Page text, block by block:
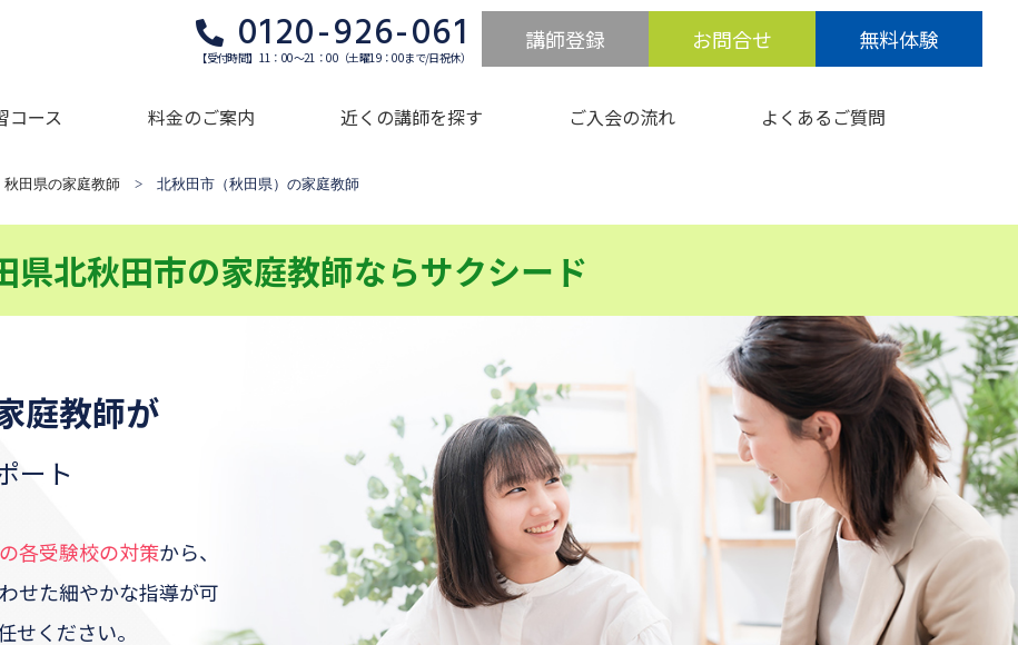
0120-926-061
【受付時間】11：00～21：00（土曜19：00まで/日祝休）
講師登録 お問合せ 無料体験
コース 料金のご案内 近くの講師を探す ご入会の流れ よくあるご質問
秋田県の家庭教師 > 北秋田市（秋田県）の家庭教師
県北秋田市の家庭教師ならサクシード
庭教師が
ート
の各受験校の対策から、
せた細やかな指導が可
せください。